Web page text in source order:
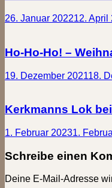
26. Januar 202212. April
Ho-Ho-Ho! –
19. Dezember 202118.
Kerkmanns Lok
1. Februar 20231.
Schreibe einen
Deine E-Mail-Adresse